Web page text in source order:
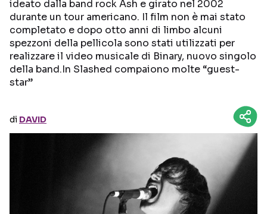
Seguici sui social
ideato dalla band rock Ash e girato nel 2002
durante un tour americano. Il film non è mai stato
completato e dopo otto anni di limbo alcuni
spezzoni della pellicola sono stati utilizzati per
realizzare il video musicale di Binary, nuovo singolo
della band.In Slashed compaiono molte “guest-
star”
di DAVID